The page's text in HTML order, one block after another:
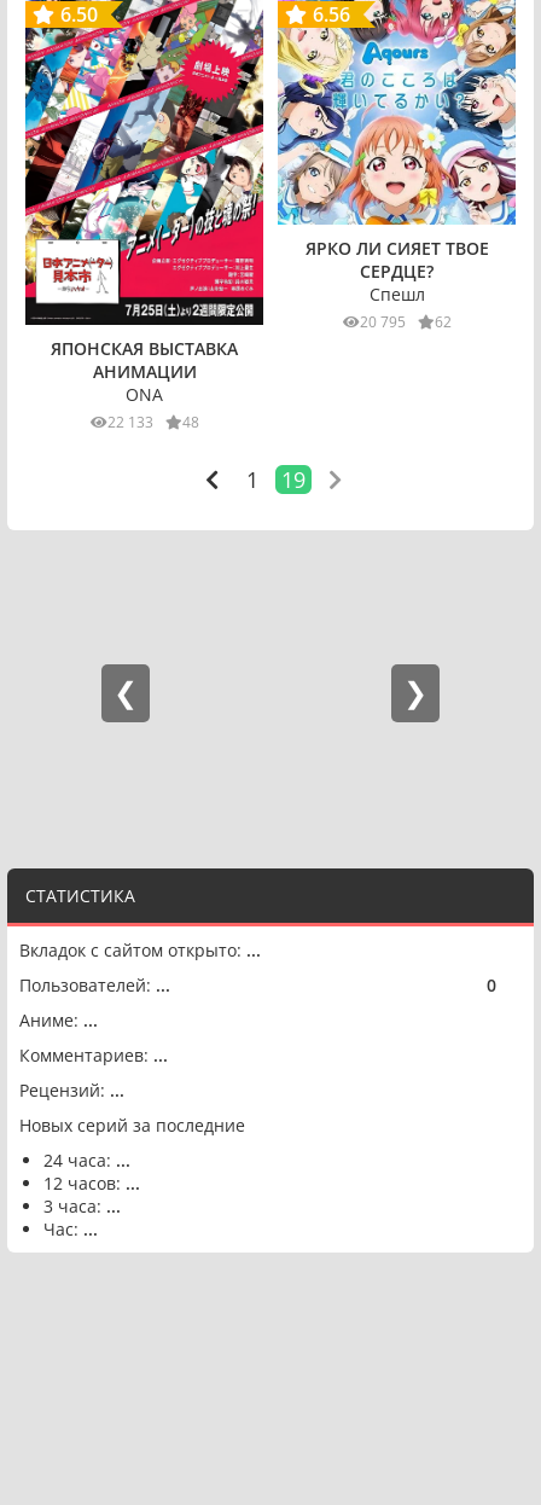
СТАТИСТИКА
Вкладок с сайтом открыто: ...
Пользователей: ... 0
Аниме: ...
Комментариев: ...
Рецензий: ...
Новых серий за последние
24 часа: ...
12 часов: ...
3 часа: ...
Час: ...
6.50
ЯПОНСКАЯ ВЫСТАВКА
АНИМАЦИИ
ONA
22 133 48
6.56
ЯРКО ЛИ СИЯЕТ ТВОЕ
СЕРДЦЕ?
Спешл
20 795 62
1 19